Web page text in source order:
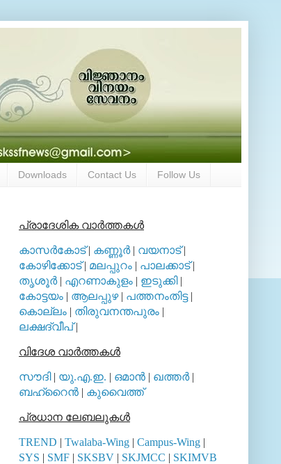
Downloads Contact Us Follow Us
പ്രാദേശിക വാര്‍ത്തകള്‍
കാസര്‍കോട്| കണ്ണൂര്‍| വയനാട്|
കോഴിക്കോട്| മലപ്പുറം | പാലക്കാട്|
തൃശൂര്‍| എറണാകുളം | ഇടുക്കി|
കോട്ടയം | ആലപ്പുഴ| പത്തനംതിട്ട|
കൊല്ലം | തിരുവനന്തപുരം |
ലക്ഷദ്വീപ്|
വിദേശ വാര്‍ത്തകള്‍
സൗദി| യു.എ.ഇ. | ഒമാന്‍ | ഖത്തര്‍|
ബഹ്റൈന്‍ | കുവൈത്ത്
പ്രധാന ലേബലുകള്‍
TREND | Twalaba-Wing | Campus-Wing |
SYS | SMF | SKSBV | SKJMCC | SKIMVB